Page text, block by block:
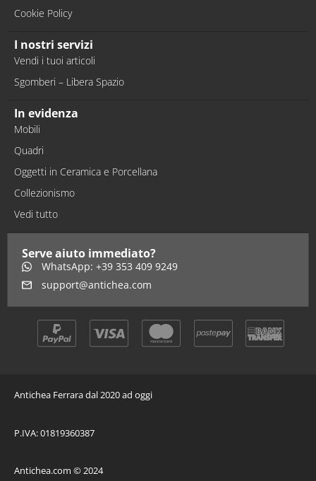
Cookie Policy
I nostri servizi
Vendi i tuoi articoli
Sgomberi – Libera Spazio
In evidenza
Mobili
Quadri
Oggetti in Ceramica e Porcellana
Collezionismo
Vedi tutto
Serve aiuto immediato?
WhatsApp: +39 353 409 9249
support@antichea.com
Antichea Ferrara dal 2020 ad oggi
P.IVA: 01819360387
Antichea.com © 2024